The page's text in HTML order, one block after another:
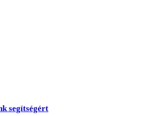
segítségért